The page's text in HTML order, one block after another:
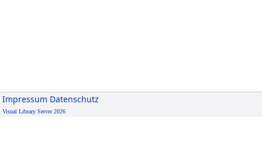
Impressum Datenschutz
Visual Library Server 2026